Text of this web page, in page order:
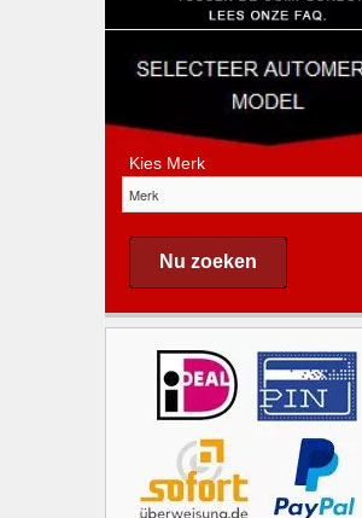
Kies Merk
Nu zoeken